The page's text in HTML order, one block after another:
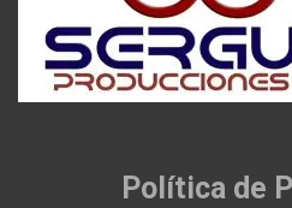
Política de